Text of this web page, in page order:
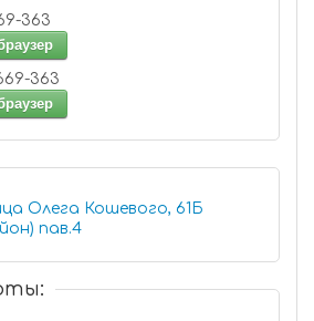
669-363
5-669-363
Олега Кошевого, 61Б
(Ленинский район) пав.4